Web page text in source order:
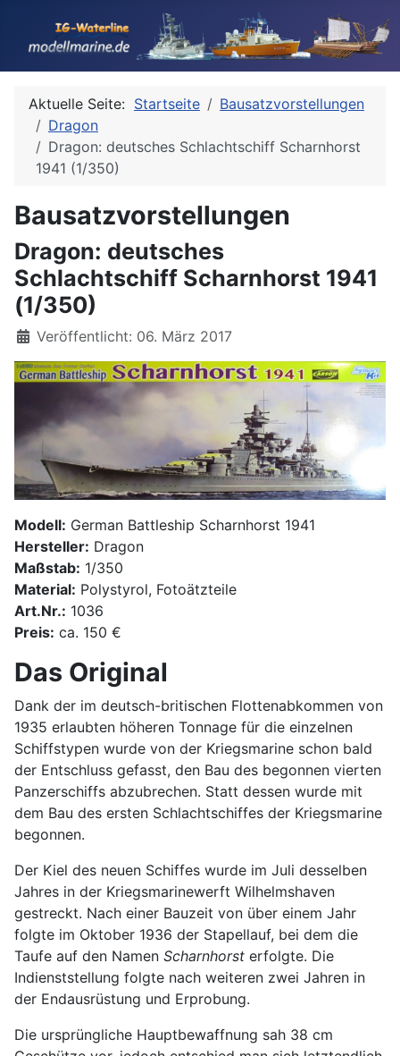
Aktuelle Seite: Startseite
Bausatzvorstellungen
Dragon
Dragon: deutsches Schlachtschiff Scharnhorst
1941 (1/350)
Bausatzvorstellungen
Dragon: deutsches
Schlachtschiff Scharnhorst 1941
(1/350)
Details
Veröffentlicht: 06. März 2017
Modell: German Battleship Scharnhorst 1941
Hersteller: Dragon
Maßstab: 1/350
Material: Polystyrol, Fotoätzteile
Art.Nr.: 1036
Preis: ca. 150 €
Das Original
Dank der im deutsch-britischen Flottenabkommen von
1935 erlaubten höheren Tonnage für die einzelnen
Schiffstypen wurde von der Kriegsmarine schon bald
der Entschluss gefasst, den Bau des begonnen vierten
Panzerschiffs abzubrechen. Statt dessen wurde mit
dem Bau des ersten Schlachtschiffes der Kriegsmarine
begonnen.
Der Kiel des neuen Schiffes wurde im Juli desselben
Jahres in der Kriegsmarinewerft Wilhelmshaven
gestreckt. Nach einer Bauzeit von über einem Jahr
folgte im Oktober 1936 der Stapellauf, bei dem die
Taufe auf den Namen Scharnhorst erfolgte. Die
Indienststellung folgte nach weiteren zwei Jahren in
der Endausrüstung und Erprobung.
Die ursprüngliche Hauptbewaffnung sah 38 cm